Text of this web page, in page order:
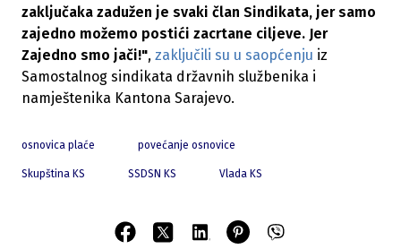
zaključaka zadužen je svaki član Sindikata, jer samo
zajedno možemo postići zacrtane ciljeve. Jer
Zajedno smo jači!", zaključili su u saopćenju iz
Samostalnog sindikata državnih službenika i
namještenika Kantona Sarajevo.
osnovica plaće povećanje osnovice
Skupština KS SSDSN KS Vlada KS